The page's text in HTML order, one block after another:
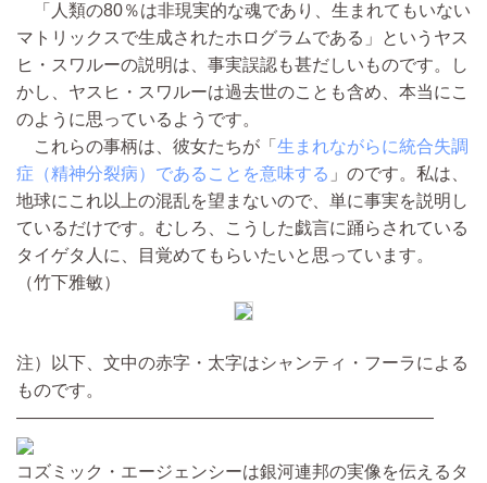
「人類の80％は非現実的な魂であり、生まれてもいない
マトリックスで生成されたホログラムである」というヤス
ヒ・スワルーの説明は、事実誤認も甚だしいものです。し
かし、ヤスヒ・スワルーは過去世のことも含め、本当にこ
のように思っているようです。
これらの事柄は、彼女たちが「 生まれながらに統合失調
症（精神分裂病）であることを意味する 」のです。私は、
地球にこれ以上の混乱を望まないので、単に事実を説明し
ているだけです。むしろ、こうした戯言に踊らされている
タイゲタ人に、目覚めてもらいたいと思っています。
（竹下雅敏）
注）以下、文中の赤字・太字はシャンティ・フーラによる
ものです。
————————————————————————
コズミック・エージェンシーは銀河連邦の実像を伝えるタ